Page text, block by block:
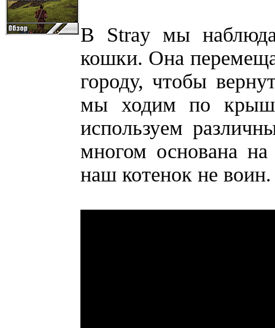
В Stray мы
кошки. Она
городу, чтобы
мы ходим по
используем
многом основана
наш котенок не воин.